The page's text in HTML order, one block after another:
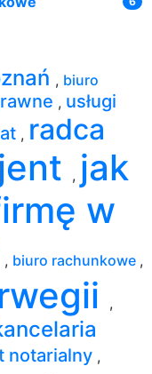
, biuro
, usługi
, radca
, jak
w
, biuro rachunkowe ,
,
notarialny ,